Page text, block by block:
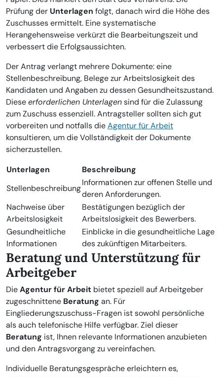
Prüfung der Unterlagen folgt, danach wird die Höhe des
Zuschusses ermittelt. Eine systematische
Herangehensweise verkürzt die Bearbeitungszeit und
verbessert die Erfolgsaussichten.
Der Antrag verlangt mehrere Dokumente: eine
Stellenbeschreibung, Belege zur Arbeitslosigkeit des
Kandidaten und Angaben zu dessen Gesundheitszustand.
Dieseerforderlichen Unterlagensind für die Zulassung
zum Zuschuss essenziell. Antragsteller sollten sich gut
vorbereiten und notfalls dieAgentur für Arbeit
konsultieren, um die Vollständigkeit der Dokumente
sicherzustellen.
Unterlagen
Beschreibung
Stellenbeschreibung
Informationen zur offenen Stelle und
deren Anforderungen.
Nachweise über
Arbeitslosigkeit
Bestätigungen bezüglich der
Arbeitslosigkeit des Bewerbers.
Gesundheitliche
Informationen
Einblicke in die gesundheitliche Lage
des zukünftigen Mitarbeiters.
Beratung und Unterstützung für
Arbeitgeber
DieAgentur für Arbeit bietet speziell auf Arbeitgeber
zugeschnittene Beratung an. Für
Eingliederungszuschuss-Fragen ist sowohl persönliche
als auch telefonische Hilfe verfügbar. Ziel dieser
Beratung ist, Ihnen relevante Informationen anzubieten
und den Antragsvorgang zu vereinfachen.
Individuelle Beratungsgespräche erleichtern es,